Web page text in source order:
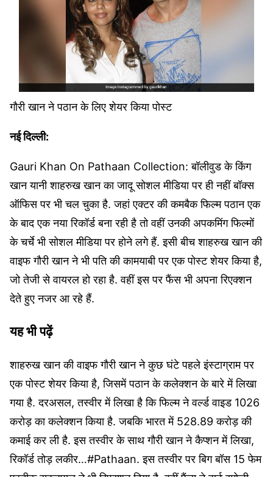
गौरी खान ने पठान के लिए शेयर किया पोस्ट
नई दिल्ली:
Gauri Khan On Pathaan Collection: बॉलीवुड के किंग
खान यानी शाहरुख खान का जादू सोशल मीडिया पर ही नहीं बॉक्स
ऑफिस पर भी चल चुका है. जहां एक्टर की कमबैक फिल्म पठान एक
के बाद एक नया रिकॉर्ड बना रही है तो वहीं उनकी अपकमिंग फिल्मों
के चर्चे भी सोशल मीडिया पर होने लगे हैं. इसी बीच शाहरुख खान की
वाइफ गौरी खान ने भी पति की कामयाबी पर एक पोस्ट शेयर किया है,
जो तेजी से वायरल हो रहा है. वहीं इस पर फैंस भी अपना रिएक्शन
देते हुए नजर आ रहे हैं.
यह भी पढ़ें
शाहरुख खान की वाइफ गौरी खान ने कुछ घंटे पहले इंस्टाग्राम पर
एक पोस्ट शेयर किया है, जिसमें पठान के कलेक्शन के बारे में लिखा
गया है. दरअसल, तस्वीर में लिखा है कि फिल्म ने वर्ल्ड वाइड 1026
करोड़ का कलेक्शन किया है. जबकि भारत में 528.89 करोड़ की
कमाई कर ली है. इस तस्वीर के साथ गौरी खान ने कैप्शन में लिखा,
रिकॉर्ड तोड़ लकीर…#Pathaan. इस तस्वीर पर बिग बॉस 15 फेम